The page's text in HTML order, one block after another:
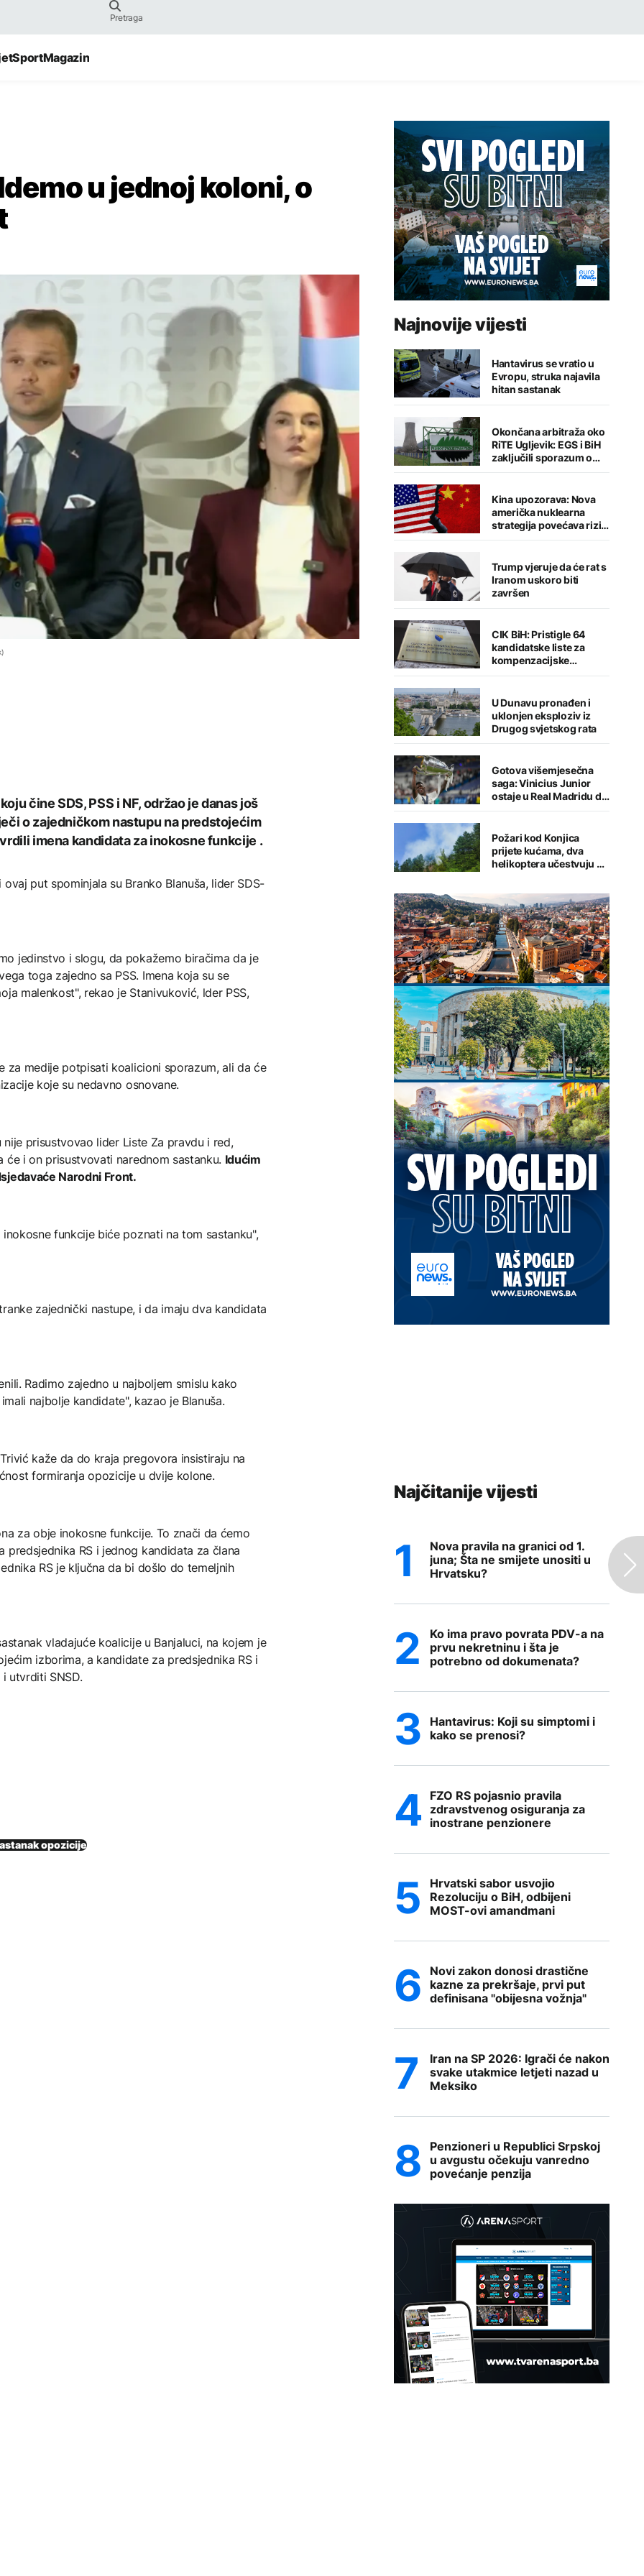
SportMagazin
u jednoj koloni, o
čine SDS, PSS i NF, održao je danas još
o zajedničkom nastupu na predstojećim
imena kandidata za inokosne funkcije .
put spominjala su Branko Blanuša, lider SDS-
jedinstvo i slogu, da pokažemo biračima da je
toga zajedno sa PSS. Imena koja su se
malenkost", rekao je Stanivuković, lder PSS,
za medije potpisati koalicioni sporazum, ali da će
koje su nedavno osnovane.
prisustvovao lider Liste Za pravdu i red,
i on prisustvovati narednom sastanku. Idućim
Narodni Front.
funkcije biće poznati na tom sastanku",
zajednički nastupe, i da imaju dva kandidata
Radimo zajedno u najboljem smislu kako
najbolje kandidate", kazao je Blanuša.
kaže da do kraja pregovora insistiraju na
formiranja opozicije u dvije kolone.
za obje inokosne funkcije. To znači da ćemo
RS i jednog kandidata za člana
RS je ključna da bi došlo do temeljnih
vladajuće koalicije u Banjaluci, na kojem je
izborima, a kandidate za predsjednika RS i
utvrditi SNSD.
opozicije
Najnovije vijesti
Hantavirus se vratio u
Evropu, struka najavila
hitan sastanak
Okončana arbitraža oko
RiTE Ugljevik: EGS i BiH
zaključili sporazum o
nagodbi
Kina upozorava: Nova
američka nuklearna
strategija povećava rizik
od globalnog sukoba
Trump vjeruje da će rat s
Iranom uskoro biti
završen
CIK BiH: Pristigle 64
kandidatske liste za
kompenzacijske
mandate
U Dunavu pronađen i
uklonjen eksploziv iz
Drugog svjetskog rata
Gotova višemjesečna
saga: Vinicius Junior
ostaje u Real Madridu do
2032. godine
Požari kod Konjica
prijete kućama, dva
helikoptera učestvuju u
Najčitanije vijesti
Nova pravila na granici od 1.
juna; Šta ne smijete unositi u
Hrvatsku?
Ko ima pravo povrata PDV-a na
prvu nekretninu i šta je
potrebno od dokumenata?
Hantavirus: Koji su simptomi i
kako se prenosi?
FZO RS pojasnio pravila
zdravstvenog osiguranja za
inostrane penzionere
Hrvatski sabor usvojio
Rezoluciju o BiH, odbijeni
MOST-ovi amandmani
Novi zakon donosi drastične
kazne za prekršaje, prvi put
definisana "obijesna vožnja"
Iran na SP 2026: Igrači će nakon
svake utakmice letjeti nazad u
Meksiko
Penzioneri u Republici Srpskoj
u avgustu očekuju vanredno
povećanje penzija